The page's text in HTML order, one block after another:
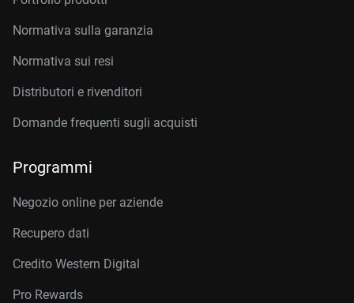
Normativa sulla garanzia
Normativa sui resi
Distributori e rivenditori
Domande frequenti sugli acquisti
Programmi
Negozio online per aziende
Recupero dati
Credito Western Digital
Pro Rewards